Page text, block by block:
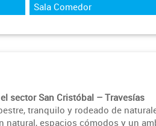
Sala Comedor
sector San Cristóbal – Travesías
tranquilo y rodeado de
natural, espacios cómodos y un